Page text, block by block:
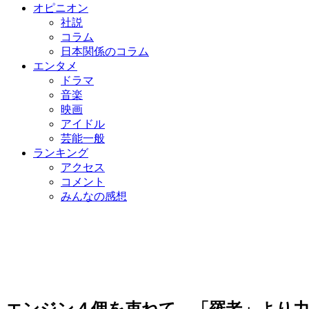
オピニオン
社説
コラム
日本関係のコラム
エンタメ
ドラマ
音楽
映画
アイドル
芸能一般
ランキング
アクセス
コメント
みんなの感想